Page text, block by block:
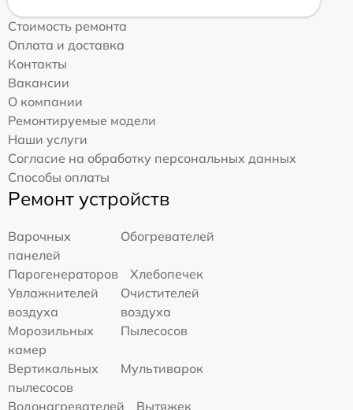
Стоимость ремонта
Оплата и доставка
Контакты
Вакансии
О компании
Ремонтируемые модели
Наши услуги
Согласие на обработку персональных данных
Способы оплаты
Ремонт устройств
Варочных
панелей
Обогревателей
Парогенераторов
Хлебопечек
Увлажнителей
воздуха
Очистителей
воздуха
Морозильных
камер
Пылесосов
Вертикальных
пылесосов
Мультиварок
Водонагревателей
Вытяжек